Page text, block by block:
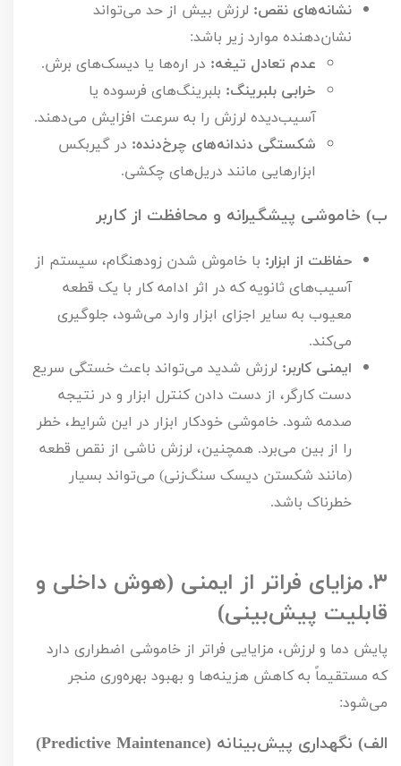
نشانه‌های نقص: لرزش بیش از حد می‌تواند
نشان‌دهنده موارد زیر باشد:
عدم تعادل تیغه: در اره‌ها یا دیسک‌های برش.
خرابی بلبرینگ: بلبرینگ‌های فرسوده یا
آسیب‌دیده لرزش را به سرعت افزایش می‌دهند.
شکستگی دندانه‌های چرخ‌دنده: در گیربکس
ابزارهایی مانند دریل‌های چکشی.
ب) خاموشی پیشگیرانه و محافظت از کاربر
حفاظت از ابزار: با خاموش شدن زودهنگام، سیستم از
آسیب‌های ثانویه که در اثر ادامه کار با یک قطعه
معیوب به سایر اجزای ابزار وارد می‌شود، جلوگیری
می‌کند.
ایمنی کاربر: لرزش شدید می‌تواند باعث خستگی سریع
دست کارگر، از دست دادن کنترل ابزار و در نتیجه
صدمه شود. خاموشی خودکار ابزار در این شرایط، خطر
را از بین می‌برد. همچنین، لرزش ناشی از نقص قطعه
(مانند شکستن دیسک سنگ‌زنی) می‌تواند بسیار
خطرناک باشد.
۳. مزایای فراتر از ایمنی (هوش داخلی و
قابلیت پیش‌بینی)
پایش دما و لرزش، مزایایی فراتر از خاموشی اضطراری دارد
که مستقیماً به کاهش هزینه‌ها و بهبود بهره‌وری منجر
می‌شود:
الف) نگهداری پیش‌بینانه (Predictive Maintenance
)